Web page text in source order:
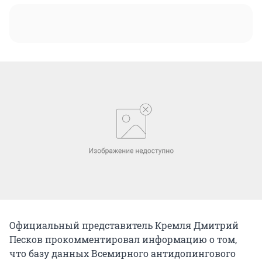
Официальный представитель Кремля Дмитрий
Песков прокомментировал информацию о том,
что базу данных Всемирного антидопингового